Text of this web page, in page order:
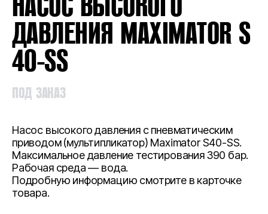
ДАВЛЕНИЯ MAXIMATOR S
40-SS
ПОД ЗАКАЗ
Насос высокого давления с пневматическим
приводом (мультипликатор) Maximator S40-SS.
Максимальное давление тестирования 390 бар.
Рабочая среда — вода.
Подробную информацию смотрите в карточке
товара.